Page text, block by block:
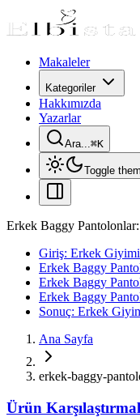
Makaleler
Kategoriler
Hakkımızda
Yazarlar
Ara...⌘K
Toggle
Erkek Baggy Pantolonlar:
Giriş: Erkek
Erkek Baggy
Erkek Baggy
Erkek Baggy
Sonuç: Erkek
Ana Sayfa
erkek-baggy-
Ürün